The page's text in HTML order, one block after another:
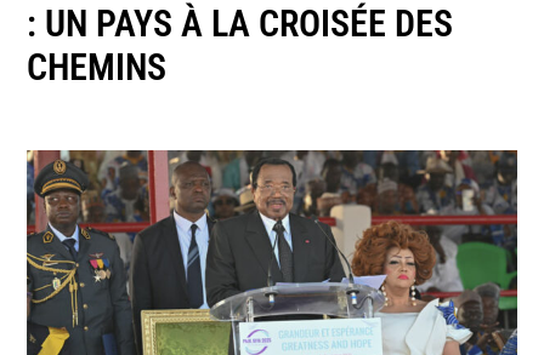
: UN PAYS À LA CROISÉE DES
CHEMINS